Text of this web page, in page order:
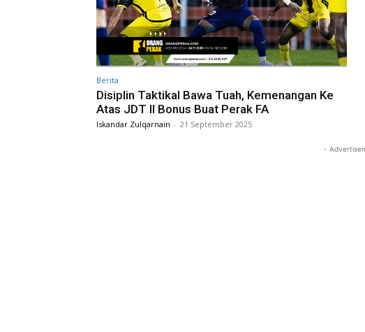
Berita
Disiplin Taktikal Bawa Tuah, Kemenangan Ke
Atas JDT II Bonus Buat Perak FA
Iskandar Zulqarnain - 21 September 2025
-